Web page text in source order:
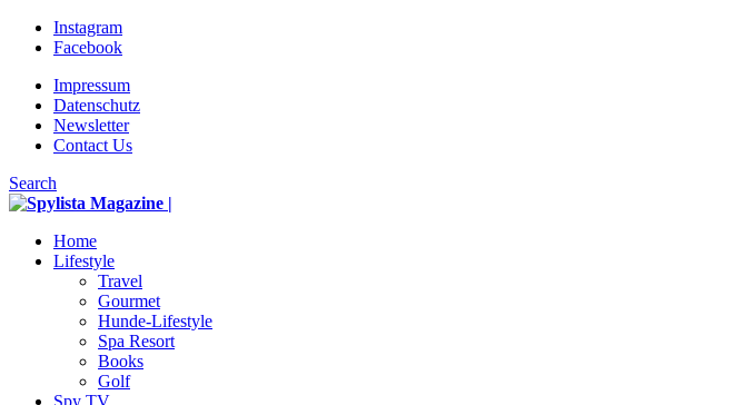
Instagram
Facebook
Impressum
Datenschutz
Newsletter
Contact Us
Search
Home
Lifestyle
Travel
Gourmet
Hunde-Lifestyle
Spa Resort
Books
Golf
Spy TV